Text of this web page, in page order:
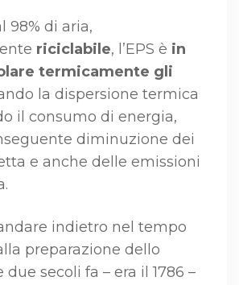
98% di aria,
riciclabile, l’EPS è in
termicamente gli
la dispersione termica
il consumo di energia,
diminuzione dei
e anche delle emissioni
indietro nel tempo
preparazione dello
secoli fa – era il 1786 –